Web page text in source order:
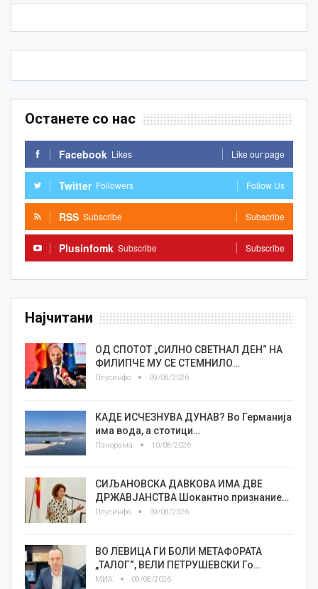
Останете со нас
Facebook Likes Like our page
Twitter Followers Follow Us
RSS Subscribe Subscribe
Plusinfomk Subscribe Subscribe
Најчитани
ОД СПОТОТ „СИЛНО СВЕТНАЛ ДЕН“ НА
ФИЛИПЧЕ МУ СЕ СТЕМНИЛО…
Плусинфо 09/08/2026
КАДЕ ИСЧЕЗНУВА ДУНАВ? Во Германија
има вода, а стотици…
Панорама 10/08/2026
СИЉАНОВСКА ДАВКОВА ИМА ДВЕ
ДРЖАВЈАНСТВА Шокантно признание…
Плусинфо 09/08/2026
ВО ЛЕВИЦА ГИ БОЛИ МЕТАФОРАТА
„ТАЛОГ“, ВЕЛИ ПЕТРУШЕВСКИ Го…
МИА 09/08/2026